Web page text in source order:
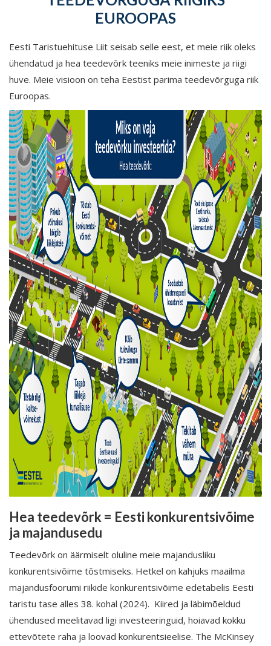
EUROOPAS
Eesti Taristuehituse Liit seisab selle eest, et meie riik oleks
ühendatud ja hea teedevõrk teeniks meie inimeste ja riigi
huve. Meie visioon on teha Eestist parima teedevõrguga riik
Euroopas.
Hea teedevõrk = Eesti konkurentsivõime
ja majandusedu
Teedevõrk on äärmiselt oluline meie majandusliku
konkurentsivõime tõstmiseks. Hetkel on kahjuks maailma
majandusfoorumi riikide konkurentsivõime edetabelis Eesti
taristu tase alles 38. kohal (2024). Kiired ja läbimõeldud
ühendused meelitavad ligi investeeringuid, hoiavad kokku
ettevõtete raha ja loovad konkurentsieelise. The McKinsey